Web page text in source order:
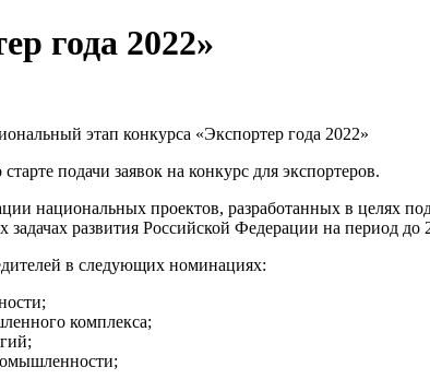
года 2022»
этап конкурса «Экспортер года 2022»
подачи заявок на конкурс для экспортеров.
национальных проектов, разработанных в целях
задачах развития Российской Федерации на период до
в следующих номинациях:
комплекса;